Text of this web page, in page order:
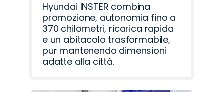
Hyundai INSTER combina
promozione, autonomia fino a
370 chilometri, ricarica rapida
e un abitacolo trasformabile,
pur mantenendo dimensioni
adatte alla città.